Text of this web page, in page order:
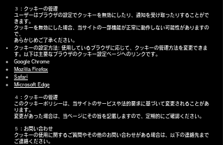
３：クッキーの管理
ユーザーはブラウザの設定でクッキーを無効にしたり、通知を受け取ったりすることがで
きます。
クッキーを無効にした場合、当サイトの一部機能が正常に動作しない可能性がありますの
で、
あらかじめご了承ください。
クッキーの設定方法: 使用しているブラウザに応じて、クッキーの管理方法を変更できま
す。以下は主要なブラウザのクッキー設定ページへのリンクです。
Google Chrome
Mozilla Firefox
Safari
Microsoft Edge
​４：クッキーの管理
このクッキーポリシーは、当サイトのサービスや法的要求に基づいて変更されることがあ
ります。
変更があった場合は、当ページにその旨を記載しますので、定期的にご確認ください。
​５：お問い合わせ
クッキーの使用に関するご質問やその他のお問い合わせがある場合は、以下の連絡先まで
ご連絡ください。